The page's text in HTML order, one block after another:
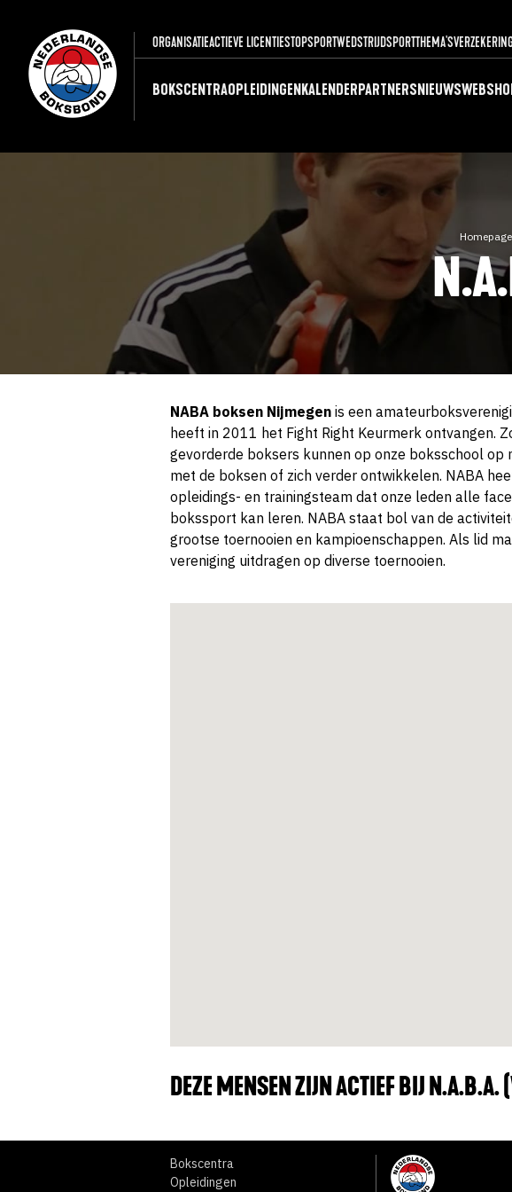
ORGANISATIEACTIEVE LICENTIESTOPSPORTWEDSTRIJDSPORTTHEMA'S
BOKSCENTRAOPLEIDINGENKALENDERPARTNERSNIEUWS
Homepage
NABA boksen Nijmegen is een
heeft in 2011 het Fight Right Keurmerk ontvangen.
gevorderde boksers kunnen op onze boksschool op
met de boksen of zich verder ontwikkelen. NABA
opleidings- en trainingsteam dat onze leden alle
bokssport kan leren. NABA staat bol van de
grootse toernooien en kampioenschappen. Als lid
vereniging uitdragen op diverse toernooien.
DEZE MENSEN ZIJN ACTIEF BIJ
Bokscentra
Opleidingen